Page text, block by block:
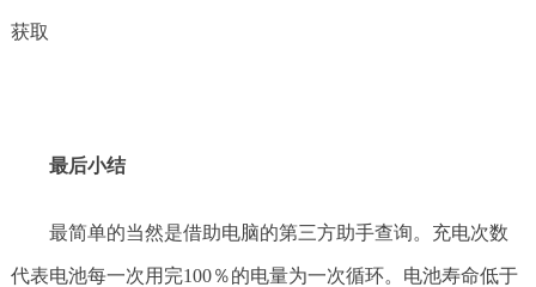
获取
最后小结
最简单的当然是借助电脑的第三方助手查询。充电次数
代表电池每一次用完100％的电量为一次循环。电池寿命低于